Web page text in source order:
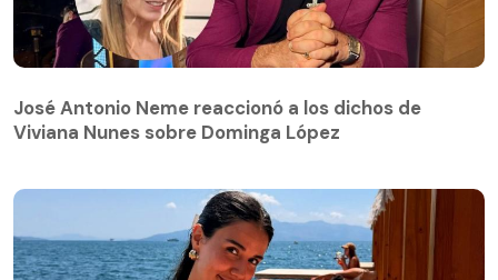
José Antonio Neme reaccionó a los dichos de
Viviana Nunes sobre Dominga López